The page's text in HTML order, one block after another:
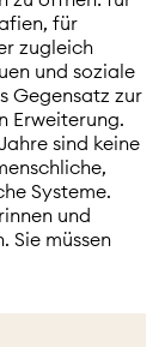
für
zugleich
und soziale
Gegensatz zur
Erweiterung.
sind keine
Systeme.
und
Sie müssen